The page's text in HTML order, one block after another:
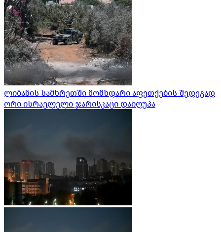
ლიბანის სამხრეთში მომხდარი აფეთქების შედეგად
ორი ისრაელელი ჯარისკაცი დაიღუპა